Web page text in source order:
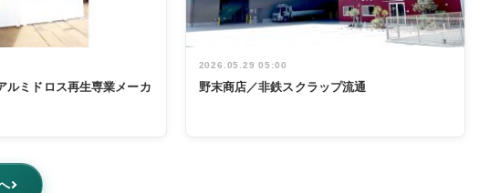
ルミドロス再生専業メーカ
2026.05.29 05:00
野末商店／非鉄スクラップ流通